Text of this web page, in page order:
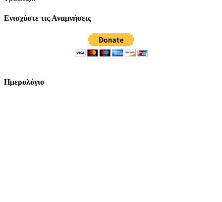
Ενισχύστε τις Αναμνήσεις
Ημερολόγιο